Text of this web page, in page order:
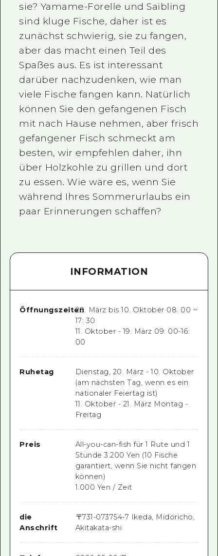
sie? Yamame-Forelle und Saibling
sind kluge Fische, daher ist es
zunächst schwierig, sie zu fangen,
aber das macht einen Teil des
Spaßes aus. Es ist interessant
darüber nachzudenken, wie man
viele Fische fangen kann. Natürlich
können Sie den gefangenen Fisch
mit nach Hause nehmen, aber frisch
gefangener Fisch schmeckt am
besten, wir empfehlen daher, ihn
über Holzkohle zu grillen und dort
zu essen. Wie wäre es, wenn Sie
während Ihres Sommerurlaubs ein
paar Erinnerungen schaffen?
INFORMATION
Öffnungszeiten20. März bis 10. Oktober 08: 00 ~
17: 30
11. Oktober - 19. März 09: 00-16:
00
Ruhetag
Dienstag, 20. März - 10. Oktober
(am nächsten Tag, wenn es ein
nationaler Feiertag ist)
11. Oktober - 21. März Montag -
Freitag
Preis
All-you-can-fish für 1 Rute und 1
Stunde 3.200 Yen (10 Fische
garantiert, wenn Sie nicht fangen
können)
1.000 Yen / Zeit
die
Anschrift
〒731-073754-7 Ikeda, Midoricho,
Akitakata-shi